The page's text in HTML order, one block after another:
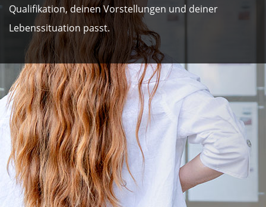
Qualifikation, deinen Vorstellungen und deiner
Lebenssituation passt.